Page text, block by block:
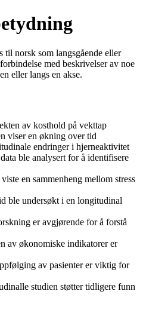
til norsk som langsgående eller
med beskrivelser av noe
eller langs en akse.
av kosthold på vekttap
viser en økning over tid
endringer i hjerneaktivitet
ble analysert for å identifisere
en sammenheng mellom stress
ble undersøkt i en longitudinal
er avgjørende for å forstå
av økonomiske indikatorer er
av pasienter er viktig for
studien støtter tidligere funn